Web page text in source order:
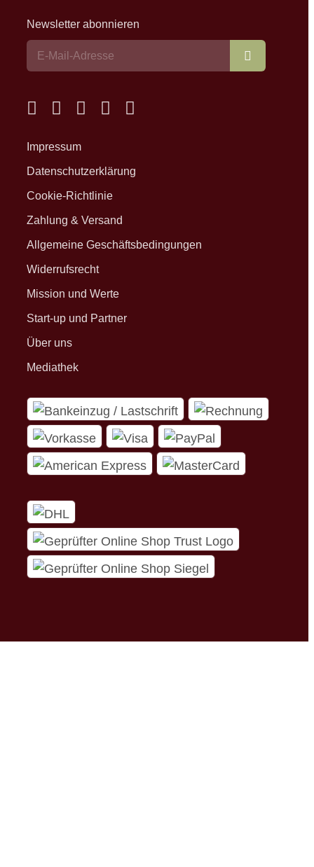
Newsletter abonnieren
Impressum
Datenschutzerklärung
Cookie-Richtlinie
Zahlung & Versand
Allgemeine Geschäftsbedingungen
Widerrufsrecht
Mission und Werte
Start-up und Partner
Über uns
Mediathek